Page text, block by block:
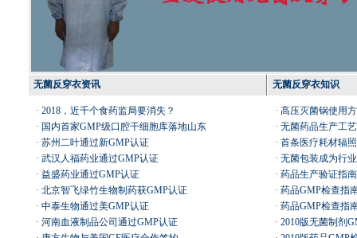
无菌反穿衣资讯
· 2018，近千个食药监局要消失？
· 国内首家GMP级口腔干细胞库落地山东
· 苏州二叶通过新GMP认证
· 武汉人福药业通过GMP认证
· 益盛药业通过GMP认证
· 北京智飞绿竹生物制药获GMP认证
· 中泰生物通过美GMP认证
· 河南血液制品公司通过GMP认证
无菌反穿衣知识
· 高压灭菌锅使用
· 无菌药品生产工
· 首条医疗耗材辐
· 无菌包装成为行
· 药品生产验证指
· 药品GMP检查指
· 药品GMP检查指
· 2010版无菌制剂